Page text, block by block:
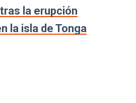
la erupción
la isla de Tonga